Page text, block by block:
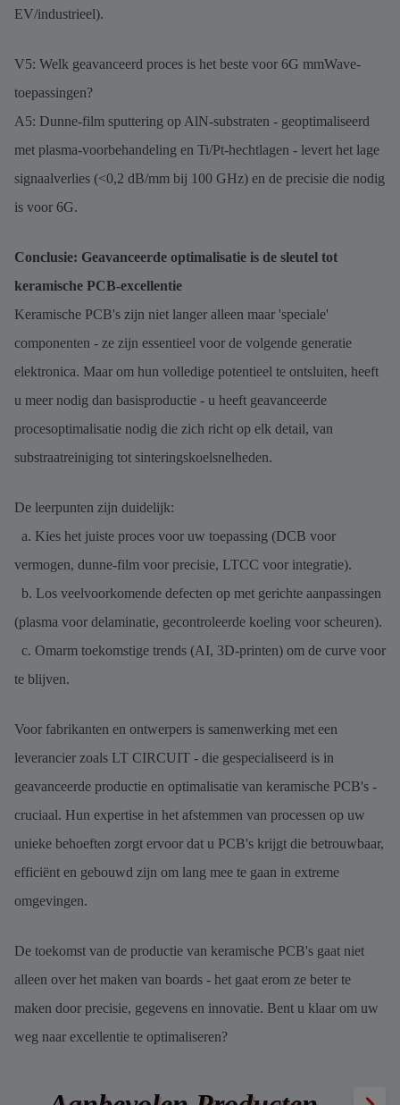
EV/industrieel).
V5: Welk geavanceerd proces is het beste voor 6G mmWave-
toepassingen?
A5: Dunne-film sputtering op AlN-substraten - geoptimaliseerd
met plasma-voorbehandeling en Ti/Pt-hechtlagen - levert het lage
signaalverlies (<0,2 dB/mm bij 100 GHz) en de precisie die nodig
is voor 6G.
Conclusie: Geavanceerde optimalisatie is de sleutel tot
keramische PCB-excellentie
Keramische PCB's zijn niet langer alleen maar 'speciale'
componenten - ze zijn essentieel voor de volgende generatie
elektronica. Maar om hun volledige potentieel te ontsluiten, heeft
u meer nodig dan basisproductie - u heeft geavanceerde
procesoptimalisatie nodig die zich richt op elk detail, van
substraatreiniging tot sinteringskoelsnelheden.
De leerpunten zijn duidelijk:
a. Kies het juiste proces voor uw toepassing (DCB voor
vermogen, dunne-film voor precisie, LTCC voor integratie).
b. Los veelvoorkomende defecten op met gerichte aanpassingen
(plasma voor delaminatie, gecontroleerde koeling voor scheuren).
c. Omarm toekomstige trends (AI, 3D-printen) om de curve voor
te blijven.
Voor fabrikanten en ontwerpers is samenwerking met een
leverancier zoals LT CIRCUIT - die gespecialiseerd is in
geavanceerde productie en optimalisatie van keramische PCB's -
cruciaal. Hun expertise in het afstemmen van processen op uw
unieke behoeften zorgt ervoor dat u PCB's krijgt die betrouwbaar,
efficiënt en gebouwd zijn om lang mee te gaan in extreme
omgevingen.
De toekomst van de productie van keramische PCB's gaat niet
alleen over het maken van boards - het gaat erom ze beter te
maken door precisie, gegevens en innovatie. Bent u klaar om uw
weg naar excellentie te optimaliseren?